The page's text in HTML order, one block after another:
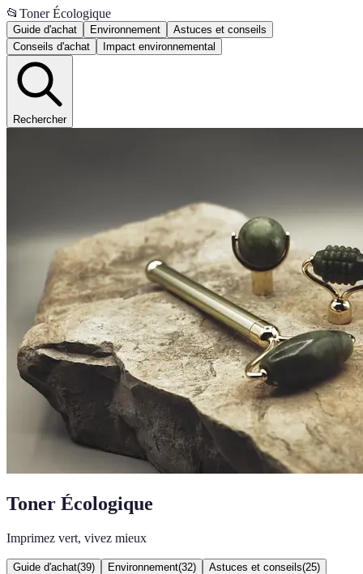
📂 Toner Écologique
Guide d'achat Environnement
Astuces et conseils
Conseils d'achat
Impact environnemental
Rechercher
Toner Écologique
Imprimez vert, vivez mieux
Guide d'achat(39) Environnement(32) Astuces et conseils(25)